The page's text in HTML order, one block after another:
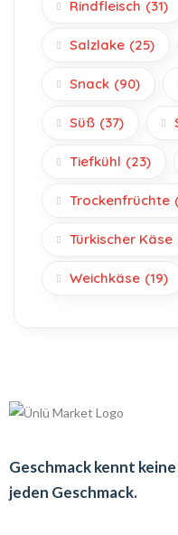
Rindfleisch (31)
Salzlake (25)
Snack (90)
Süß (37)
Tiefkühl (23)
Trockenfrüchte
Türkischer Käse
Weichkäse (19)
Geschmack kennt
jeden Geschmack.